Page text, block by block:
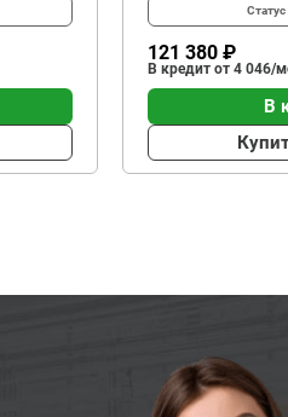
Статус
121 380 ₽
В кредит от 4 046/
В